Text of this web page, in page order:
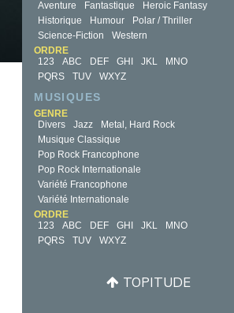
Aventure
Fantastique
Heroic Fantasy
Historique
Humour
Polar / Thriller
Science-Fiction
Western
ORDRE
123
ABC DEF GHI JKL
MNO
PQRS
TUV WXYZ
MUSIQUES
GENRE
Divers
Jazz
Metal, Hard Rock
Musique Classique
Pop Rock Francophone
Pop Rock Internationale
Variété Francophone
Variété Internationale
ORDRE
123
ABC DEF GHI JKL
MNO
PQRS
TUV WXYZ
TOPITUDE